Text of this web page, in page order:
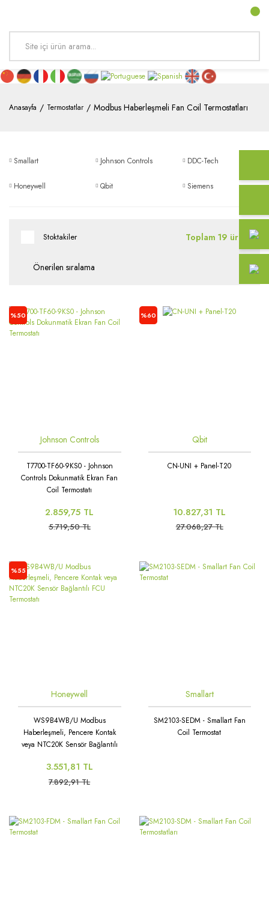
Anasayfa Termostatlar Modbus Haberleşmeli Fan Coil Termostatları
Smallart Johnson Controls DDC-Tech
Honeywell Qbit Siemens
Stoktakiler Toplam 19 ürün
%50
Johnson Controls
T7700-TF60-9KS0 - Johnson
Controls Dokunmatik Ekran Fan
Coil Termostatı
2.859,75 TL
5.719,50 TL
%60
Qbit
CN-UNI + Panel-T20
10.827,31 TL
27.068,27 TL
%55
Honeywell
WS9B4WB/U Modbus
Haberleşmeli, Pencere Kontak
veya NTC20K Sensör Bağlantılı
3.551,81 TL
7.892,91 TL
Smallart
SM2103-SEDM - Smallart Fan
Coil Termostat